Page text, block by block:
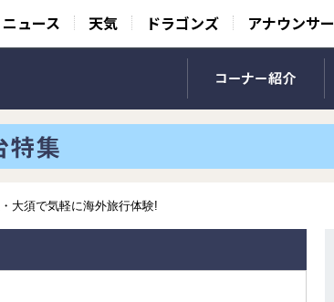
ニュース 天気 ドラゴンズ アナウンサー
大須で気軽に海外旅行体験!